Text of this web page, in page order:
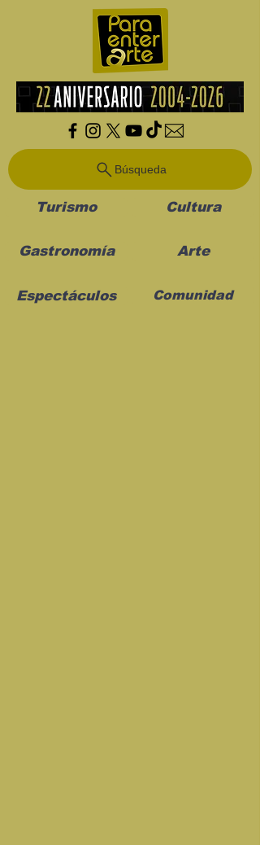
Búsqueda
Turismo Cultura
Gastronomía Arte
Espectáculos Comunidad